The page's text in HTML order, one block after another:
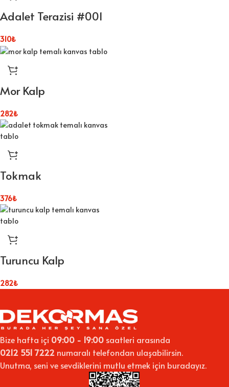
Adalet Terazisi #001
310₺
Mor Kalp
282₺
Tokmak
376₺
Turuncu Kalp
282₺
Bize hafta içi 09:00 - 19:00 saatleri arasında
0212 551 7222 numaralı telefondan ulaşabilirsin.
Unutma, seni ve sevdiklerini mutlu etmek için buradayız.